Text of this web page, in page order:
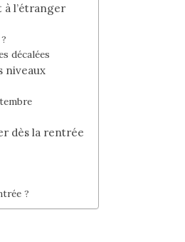
à l’étranger
décalées
niveaux
dès la rentrée
?